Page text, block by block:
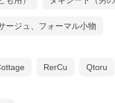
ージュ、フォーマル小物
RerCu Qtoru